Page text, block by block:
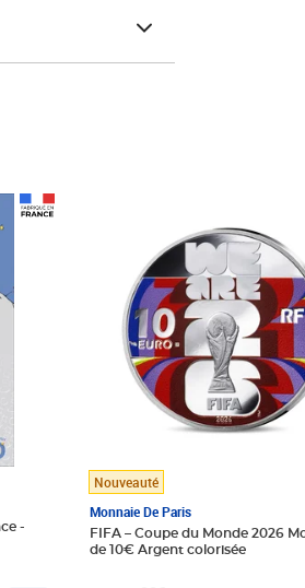
-
Nouveauté
Monnaie De Paris
FIFA – Coupe du Monde 2026
de 10€ Argent colorisée